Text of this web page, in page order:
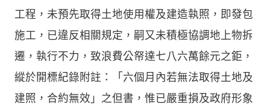
工程，未預先取得土地使用權及建造執照，即發包
施工，已違反相關規定，嗣又未積極協調地上物拆
遷，執行不力，致浪費公帑達七八六萬餘元之鉅，
縱於開標紀錄附註：「六個月內若無法取得土地及
建照，合約無效」之但書，惟已嚴重損及政府形象